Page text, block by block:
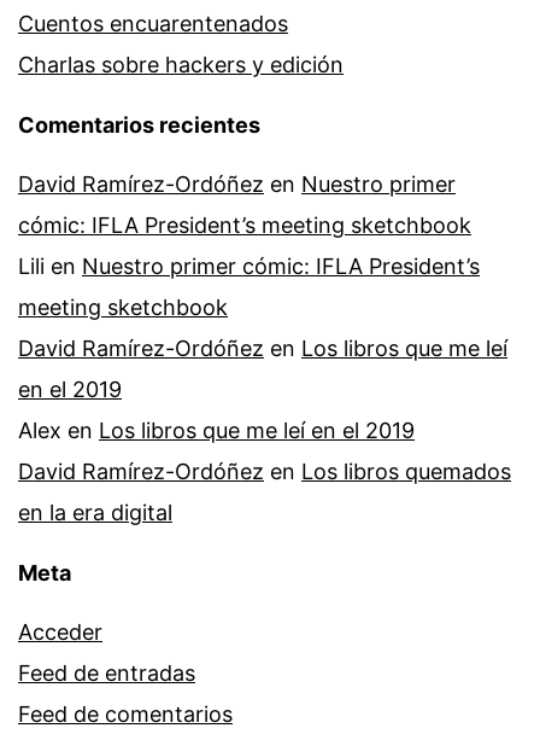
Cuentos encuarentenados
Charlas sobre hackers y edición
Comentarios recientes
David Ramírez-Ordóñez en Nuestro primer
cómic: IFLA President’s meeting sketchbook
Lili en Nuestro primer cómic: IFLA President’s
meeting sketchbook
David Ramírez-Ordóñez en Los libros que me leí
en el 2019
Alex en Los libros que me leí en el 2019
David Ramírez-Ordóñez en Los libros quemados
en la era digital
Meta
Acceder
Feed de entradas
Feed de comentarios